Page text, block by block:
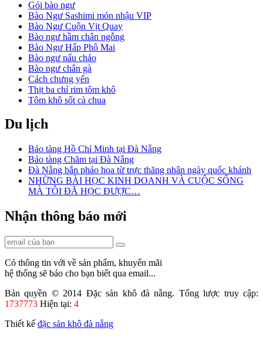
Gỏi bào ngư
Bào Ngư Sashimi món nhậu VIP
Bào Ngư Cuộn Vịt Quay
Bào ngư hầm chân ngỗng
Bào Ngư Hấp Phô Mai
Bào ngư nấu cháo
Bào ngư chân gà
Cách chưng yến
Thịt ba chỉ rim tôm khô
Tôm khô sốt cà chua
Bí đỏ xào tôm khô
Đậu que xào tôm khô
Bánh bèo tôm khô thịt xay
Bún riêu tôm khô
Cơm cháy tôm khô kho quẹt
Xôi tôm khô cuộn rong biển
Canh khổ qua nấu tôm khô
Gà rim hạt điều tôm khô
Bún tôm khô
Canh bí đỏ nấu tôm
Canh mướp rau đay nấu tôm khô
Canh rau dền nấu tôm khô
Cá thu nướng lá chuối
Cá thu nướng thịt ba chỉ
Cá thu sốt cà chua
Cá thu rim nước dừa
Cá thu sốt bơ chanh
Cá thu kho tiêu
Cá thu kho riềng
Du lịch
Bảo tàng Hồ Chí Minh tại Đà Nẵng
Bảo tàng Chăm tại Đà Nẵng
Đà Nẵng bắn pháo hoa từ trực thăng nhân ngày quốc khánh
NHỮNG BÀI HỌC KINH DOANH VÀ CUỘC SỐNG
MÀ TÔI ĐÃ HỌC ĐƯỢC…
Nhận thông báo mới
Có thông tin với về sản phẩm, khuyến mãi
hệ thống sẽ báo cho bạn biết qua email...
Bản quyền © 2014 Đặc sản khô đà nẵng. Tổng lược truy cập:
1737773 Hiện tại: 4
Thiết kế đặc sản khô đà nẵng